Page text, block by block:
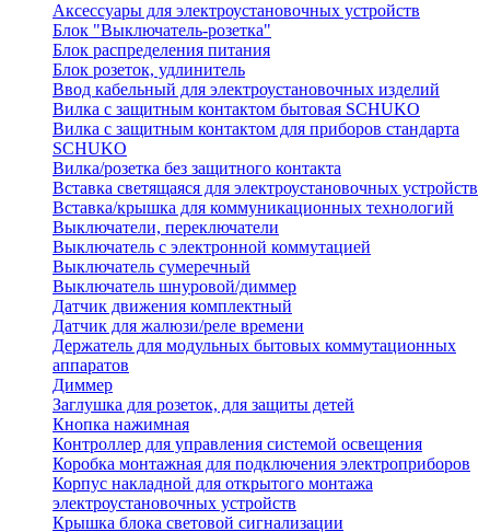
Аксессуары для электроустановочных устройств
Блок "Выключатель-розетка"
Блок распределения питания
Блок розеток, удлинитель
Ввод кабельный для электроустановочных изделий
Вилка с защитным контактом бытовая SCHUKO
Вилка с защитным контактом для приборов стандарта
SCHUKO
Вилка/розетка без защитного контакта
Вставка светящаяся для электроустановочных устройств
Вставка/крышка для коммуникационных технологий
Выключатели, переключатели
Выключатель с электронной коммутацией
Выключатель сумеречный
Выключатель шнуровой/диммер
Датчик движения комплектный
Датчик для жалюзи/реле времени
Держатель для модульных бытовых коммутационных
аппаратов
Диммер
Заглушка для розеток, для защиты детей
Кнопка нажимная
Контроллер для управления системой освещения
Коробка монтажная для подключения электроприборов
Корпус накладной для открытого монтажа
электроустановочных устройств
Крышка блока световой сигнализации